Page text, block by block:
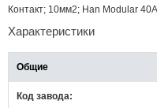
Контакт; 10мм2; Han Modular
Характеристики
Общие
Код завода